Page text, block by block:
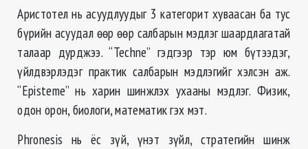
Аристотел нь асуудлуудыг 3 категорит хуваасан ба тус
бүрийн асуудал өөр өөр салбарын мэдлэг шаардлагатай
талаар дурджээ. “Techne” гэдгээр тэр юм бүтээдэг,
үйлдвэрлэдэг практик салбарын мэдлэгийг хэлсэн аж.
“Episteme” нь харин шинжлэх ухааны мэдлэг. Физик,
одон орон, биологи, математик гэх мэт.
Phronesis нь ёс зүй, үнэт зүйл, стратегийн шинж